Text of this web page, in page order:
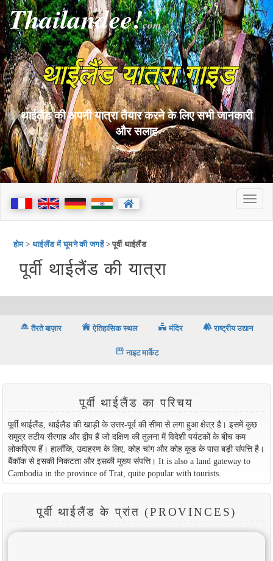
Thailandee!com
थाईलैंड यात्रा गाइड
थाईलैंड की अपनी यात्रा तैयार करने के लिए सभी जानकारी
और सलाह
होम>थाईलैंड में घूमने की जगहें> पूर्वी थाईलैंड
पूर्वी थाईलैंड की यात्रा
houseboat तैरते बाज़ार temple_buddhistऐतिहासिक स्थल temple_hindu मंदिर forestराष्ट्रीय उद्यान
storefront नाइट मार्केट
पूर्वी थाईलैंड का परिचय
पूर्वी थाईलैंड, थाईलैंड की खाड़ी के उत्तर-पूर्व की सीमा से लगा हुआ क्षेत्र है। इसमें कुछ
समुद्र तटीय सैरगाह और द्वीप हैं जो दक्षिण की तुलना में विदेशी पर्यटकों के बीच कम
लोकप्रिय हैं। हालाँकि, उदाहरण के लिए, कोह चांग और कोह कूड के पास बड़ी संपत्ति है।
बैंकॉक से इसकी निकटता और इसकी मुख्य संपत्ति। It is also a land gateway to
Cambodia in the province of Trat, quite popular with tourists.
पूर्वी थाईलैंड के प्रांत (PROVINCES)